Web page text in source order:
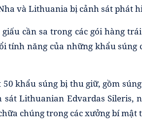
và Lithuania bị cảnh sát phát
cần sa trong các gói hàng
tính năng của những khẩu súng
khẩu súng bị thu giữ, gồm
sát Lithuanian Edvardas Sileris,
chúng trong các xưởng bí